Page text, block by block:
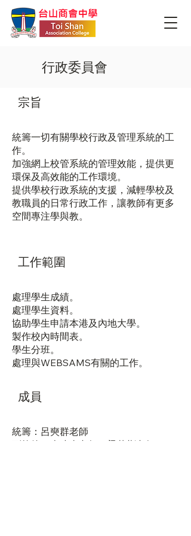
行政委員會
宗旨
統籌一切有關學校行政及管理系統的工
作。
加強網上校管系統的管理效能，提供更
環保及高效能的工作環境。
提供學校行政系統的支援，減輕學校及
教職員的日常行政工作，讓教師有更多
空間專注學與教。
工作範圍
處理學生成績。
處理學生資料。
協助學生申請本港及內地大學。
製作校內時間表。
學生分班。
處理與WEBSAMS有關的工作。
成員
統籌：呂奭群老師
副統籌：李建東老師、梁華彬老師